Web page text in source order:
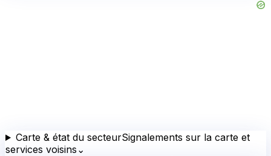
Carte & état du secteurSignalements sur la carte et
services voisins ⌄